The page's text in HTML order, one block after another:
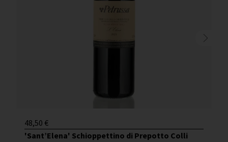
48,50 €
'Sant’Elena' Schioppettino di Prepotto Colli